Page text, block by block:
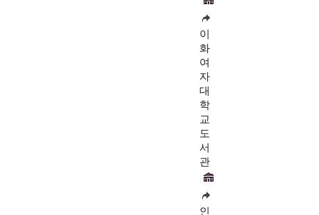
이
화
여
자
대
학
교
도
서
관
인